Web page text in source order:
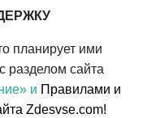
планирует ими
разделом сайта
и Правилами и
Zdesvse.com!